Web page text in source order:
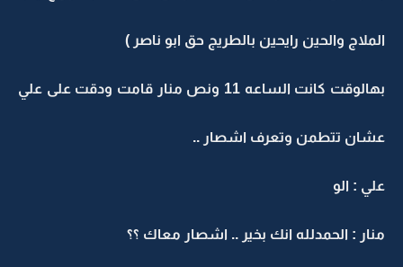
الملاج والحين رايحين بالطريج حق ابو ناصر )
بهالوقت كانت الساعه 11 ونص منار قامت ودقت على علي
عشان تتطمن وتعرف اشصار ..
علي : الو
منار : الحمدلله انك بخير .. اشصار معاك ؟؟